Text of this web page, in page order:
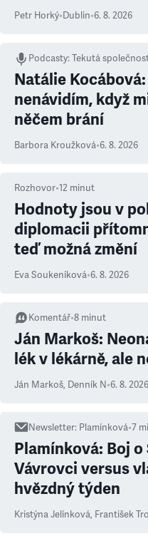
Petr Horký•Dublin•6. 8. 2026
Podcasty:Tekutá
Natálie
nenávidím, když
něčem brání
Barbora Kroužková•6. 8. 2026
Rozhovor•12 minut
Hodnoty jsou v
diplomacii
teď možná změní
Eva Soukeníková•6. 8. 2026
Komentář•8 minut
Ján Markoš:
lék v lékárně, ale
Ján Markoš, Denník N•6. 8. 2026
Newsletter: Plamínková•7
Plamínková: Boj
Vávrovci versus
hvězdný týden
Kristýna Jelínková, František